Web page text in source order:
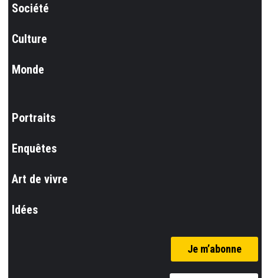
Société
Culture
Monde
Portraits
Enquêtes
Art de vivre
Idées
Je m’abonne